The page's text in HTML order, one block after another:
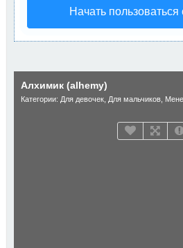
Начать
Алхимик (alhemy)
Категории: Для девочек Для мальчиков